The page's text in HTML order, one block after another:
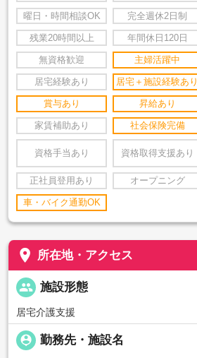
曜日・時間相談OK 完全週休2日制
残業20時間以上 年間休日120日
無資格歓迎 主婦活躍中
居宅経験あり 居宅＋施設経験あり
賞与あり 昇給あり
家賃補助あり 社会保険完備
資格手当あり 資格取得支援あり
正社員登用あり オープニング
車・バイク通勤OK
place 所在地・アクセス
people 施設形態
居宅介護支援
person_pin 勤務先・施設名